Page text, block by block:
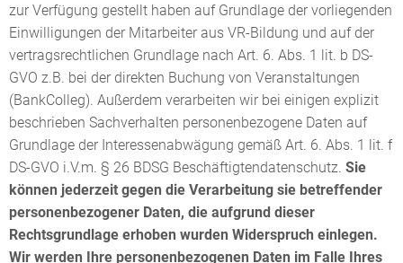
zur Verfügung gestellt haben auf Grundlage der vorliegenden
Einwilligungen der Mitarbeiter aus VR-Bildung und auf der
vertragsrechtlichen Grundlage nach Art. 6. Abs. 1 lit. b DS-
GVO z.B. bei der direkten Buchung von Veranstaltungen
(BankColleg). Außerdem verarbeiten wir bei einigen explizit
beschrieben Sachverhalten personenbezogene Daten auf
Grundlage der Interessenabwägung gemäß Art. 6. Abs. 1 lit. f
DS-GVO i.V.m. § 26 BDSG Beschäftigtendatenschutz. Sie
können jederzeit gegen die Verarbeitung sie betreffender
personenbezogener Daten, die aufgrund dieser
Rechtsgrundlage erhoben wurden Widerspruch einlegen.
Wir werden Ihre personenbezogenen Daten im Falle Ihres